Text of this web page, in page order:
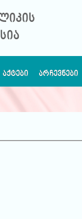
ᲐᲠᲩᲔᲕᲜᲔᲑᲘ